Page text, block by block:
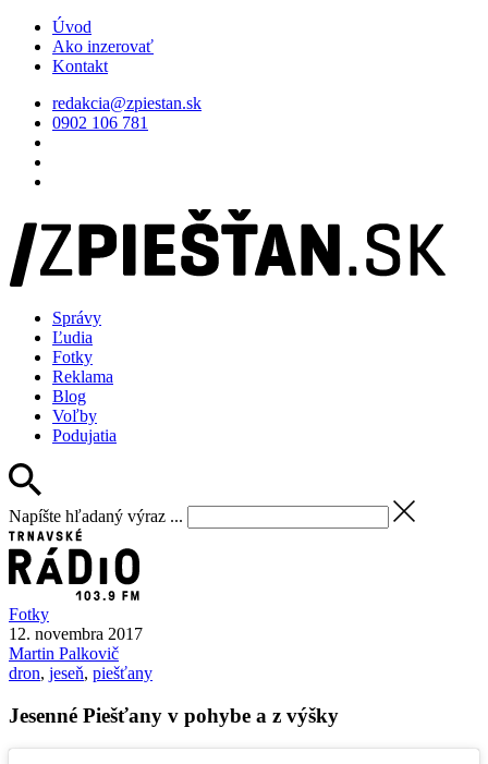
Úvod
Ako inzerovať
Kontakt
redakcia@zpiestan.sk
0902 106 781
Správy
Ľudia
Fotky
Reklama
Blog
Voľby
Podujatia
Napíšte hľadaný výraz ...
Fotky
12. novembra 2017
Martin Palkovič
dron, jeseň, piešťany
Jesenné Piešťany v pohybe a z výšky